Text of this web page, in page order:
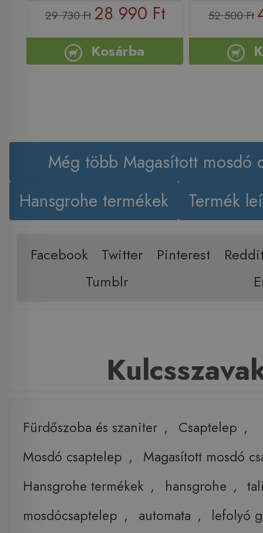
29 730 Ft 28 990 Ft
Kosárba
52 500 Ft
Még több Magasított mosdó
Hansgrohe termékek
Termék
Facebook Twitter Pinterest
Tumblr
Fürdőszoba és szaniter , Csaptelep ,
Mosdó csaptelep ,
Magasított mosdó
Hansgrohe termékek , hansgrohe ,
mosdócsaptelep , automata ,
lefolyó